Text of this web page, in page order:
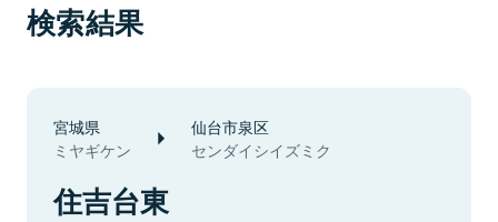
検索結果
宮城県
ミヤギケン
仙台市泉区
センダイシイズミク
住吉台東